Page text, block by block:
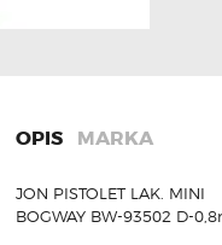
OPIS MARKA
JON PISTOLET LAK. MINI
BOGWAY BW-93502 D-